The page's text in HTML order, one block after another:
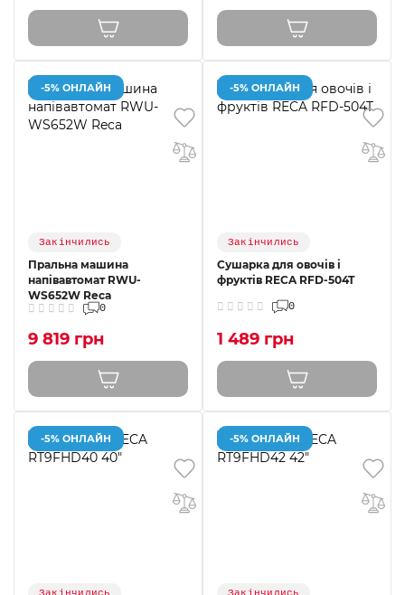
-5% ОНЛАЙН
Закінчились
Пральна машина
напівавтомат RWU-
WS652W Reca
0
9 819 грн
-5% ОНЛАЙН
Закінчились
Сушарка для овочів і
фруктів RECA RFD-504T
0
1 489 грн
-5% ОНЛАЙН -5% ОНЛАЙН